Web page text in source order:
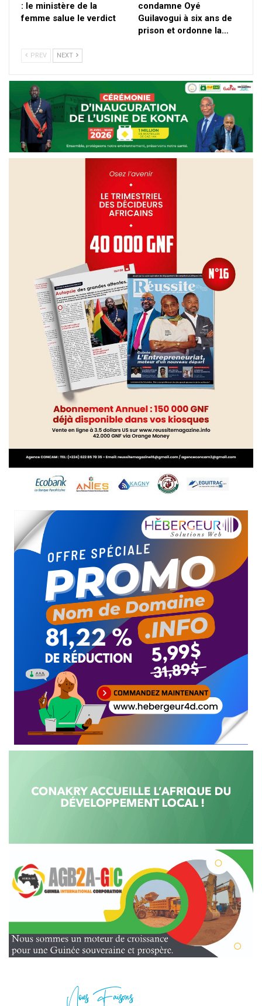
: le ministère de la
femme salue le verdict
condamne Oyé
Guilavogui à six ans de
prison et ordonne la…
PREV NEXT